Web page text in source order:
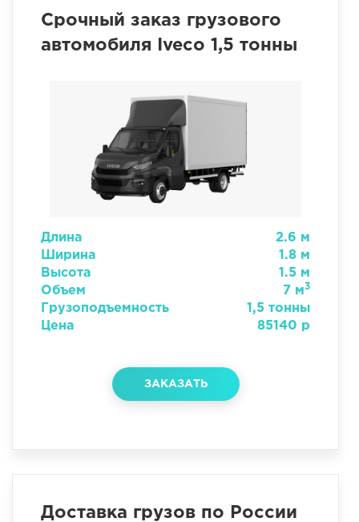
Срочный заказ грузового
автомобиля Iveco 1,5 тонны
Длина
2.6 м
Ширина
1.8 м
Высота
1.5 м
Объем
7 м3
Грузоподъемность
1,5 тонны
Цена
85140 р
ЗАКАЗАТЬ
Доставка грузов по России